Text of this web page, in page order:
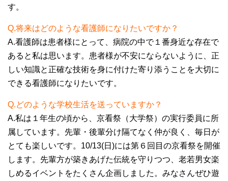
す。
Q.将来はどのような看護師になりたいですか？
A.看護師は患者様にとって、病院の中で１番身近な存在で
あると私は思います。患者様が不安にならないように、正
しい知識と正確な技術を身に付けた寄り添うことを大切に
できる看護師になりたいです。
Q.どのような学校生活を送っていますか？
A.私は１年生の頃から、京看祭（大学祭）の実行委員に所
属しています。先輩・後輩分け隔てなく仲が良く、毎日が
とても楽しいです。10/13(日)には第６回目の京看祭を開催
します。先輩方が築きあげた伝統を守りつつ、老若男女楽
しめるイベントをたくさん企画しました。みなさんぜひ遊